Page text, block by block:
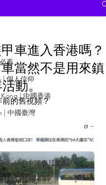
看
| 個人信仰
| 中國香港
| 中國臺灣
Cabal |中國撒旦集團
| 撒旦集團
車進入香港嗎？
當然不是用來鎮
動。
前的舊視頻？